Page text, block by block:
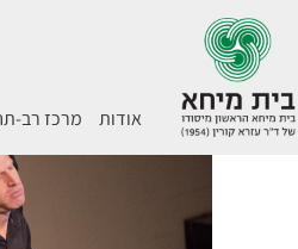
אודות מרכז רב-